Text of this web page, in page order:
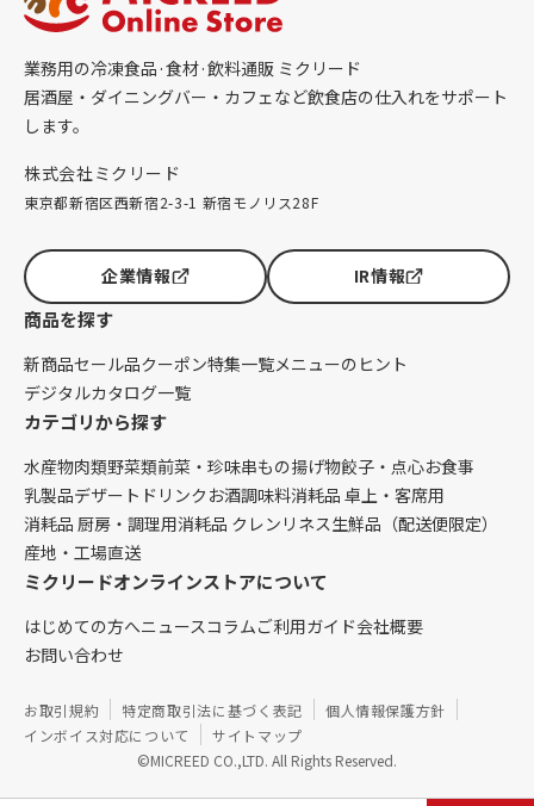
業務用の冷凍食品·食材·飲料通販 ミクリード
居酒屋・ダイニングバー・カフェなど飲食店の仕入れをサポート
します。
株式会社ミクリード
東京都新宿区西新宿2-3-1 新宿モノリス28F
企業情報 IR情報
商品を探す
新商品セール品クーポン特集一覧メニューのヒント
デジタルカタログ一覧
カテゴリから探す
水産物肉類野菜類前菜・珍味串もの揚げ物餃子・点心お食事
乳製品デザート ドリンク お酒調味料消耗品 卓上・客席用
消耗品 厨房・調理用消耗品 クレンリネス生鮮品（配送便限定）
産地・工場直送
ミクリードオンラインストアについて
はじめての方へニュースコラムご利用ガイド会社概要
お問い合わせ
©MICREED CO.,LTD. All Rights Reserved.
お取引規約 特定商取引法に基づく表記
個人情報保護方針
インボイス対応について
サイトマップ